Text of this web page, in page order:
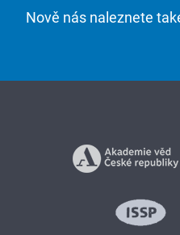
Nově nás naleznete